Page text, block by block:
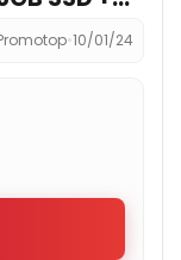
HD LED,
•10/01/24